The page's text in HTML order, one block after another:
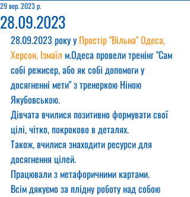
28.09.2023
29 вер. 2023 р.
28.09.2023 року у Простір "Вільна" Одеса,
Херсон, Ізмаїл м.Одеса провели тренінг "Сам
собі режисер, або як собі допомоги у
досягненні мети" з тренеркою Ніною
Якубовською.
Дівчата вчилися позитивно формувати свої
цілі, чітко, покроково в деталях.
Також, вчилися знаходити ресурси для
досягнення цілей.
Працювали з метафоричними картами.
Всім дякуємо за плідну роботу над собою